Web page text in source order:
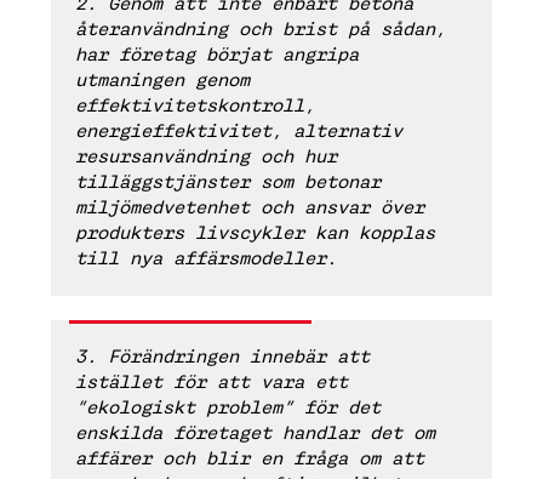
2. Genom att inte enbart betona
återanvändning och brist på sådan,
har företag börjat angripa
utmaningen genom
effektivitetskontroll,
energieffektivitet, alternativ
resursanvändning och hur
tilläggstjänster som betonar
miljömedvetenhet och ansvar över
produkters livscykler kan kopplas
till nya affärsmodeller.
3. Förändringen innebär att
istället för att vara ett
”ekologiskt problem” för det
enskilda företaget handlar det om
affärer och blir en fråga om att